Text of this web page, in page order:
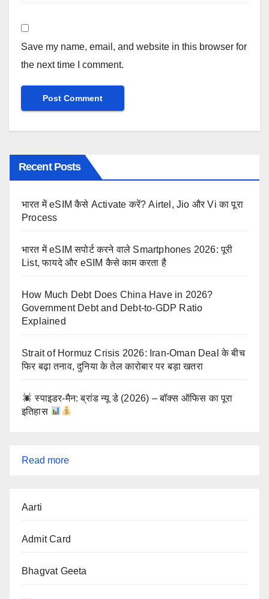
Save my name, email, and website in this browser for
the next time I comment.
Recent Posts
भारत में eSIM कैसे Activate करें? Airtel, Jio और Vi का पूरा
Process
भारत में eSIM सपोर्ट करने वाले Smartphones 2026: पूरी
List, फायदे और eSIM कैसे काम करता है
How Much Debt Does China Have in 2026?
Government Debt and Debt-to-GDP Ratio
Explained
Strait of Hormuz Crisis 2026: Iran-Oman Deal के बीच
फिर बढ़ा तनाव, दुनिया के तेल कारोबार पर बड़ा खतरा
स्पाइडर-मैन: ब्रांड न्यू डे (2026) – बॉक्स ऑफिस का पूरा
इतिहास
Read more:
ज्यादा
Aarti
Admit Card
Bhagvat Geeta